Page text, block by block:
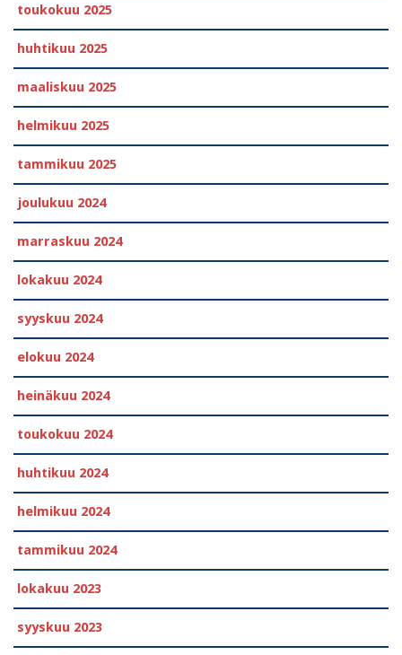
toukokuu 2025
huhtikuu 2025
maaliskuu 2025
helmikuu 2025
tammikuu 2025
joulukuu 2024
marraskuu 2024
lokakuu 2024
syyskuu 2024
elokuu 2024
heinäkuu 2024
toukokuu 2024
huhtikuu 2024
helmikuu 2024
tammikuu 2024
lokakuu 2023
syyskuu 2023